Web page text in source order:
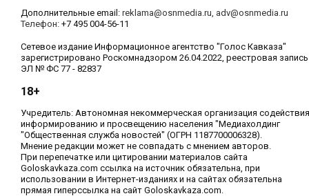
Дополнительные email: reklama@osnmedia.ru adv@osnmedia.ru
Телефон: +7 495 004-56-11
Сетевое издание Информационное агентство "Голос Кавказа"
зарегистрировано Роскомнадзором 26.04.2022, реестровая запись
ЭЛ № ФС 77 - 82837
18+
Учредитель: Автономная некоммерческая организация содействия
информированию и просвещению населения "Медиахолдинг
"Общественная служба новостей" (ОГРН 1187700006328).
Мнение редакции может не совпадать с мнением авторов.
При перепечатке или цитировании материалов сайта
Goloskavkaza.com ссылка на источник обязательна, при
использовании в Интернет-изданиях и на сайтах обязательна
прямая гиперссылка на сайт Goloskavkaza.com.